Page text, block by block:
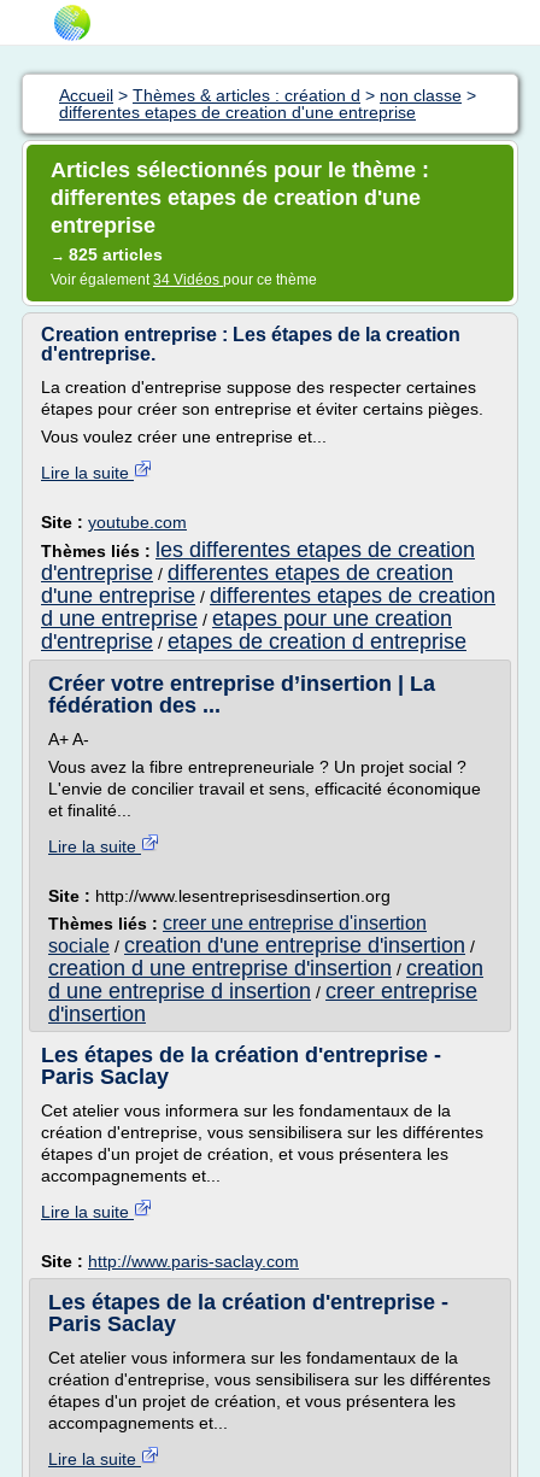
Accueil > Thèmes & articles : création d > non classe >
differentes etapes de creation d'une entreprise
Articles sélectionnés pour le thème :
differentes etapes de creation d'une
entreprise
→ 825 articles
Voir également34 Vidéos pour ce thème
Creation entreprise : Les étapes de la creation
d'entreprise.
La creation d'entreprise suppose des respecter certaines
étapes pour créer son entreprise et éviter certains pièges.
Vous voulez créer une entreprise et...
Lire la suite
Site : youtube.com
Thèmes liés : les differentes etapes de creation
d'entreprise / differentes etapes de creation
d'une entreprise / differentes etapes de creation
d une entreprise / etapes pour une creation
d'entreprise / etapes de creation d entreprise
Créer votre entreprise d’insertion | La
fédération des ...
A+ A-
Vous avez la fibre entrepreneuriale ? Un projet social ?
L'envie de concilier travail et sens, efficacité économique
et finalité...
Lire la suite
Site : http://www.lesentreprisesdinsertion.org
Thèmes liés : creer une entreprise d'insertion
sociale / creation d'une entreprise d'insertion /
creation d une entreprise d'insertion / creation
d une entreprise d insertion / creer entreprise
d'insertion
Les étapes de la création d'entreprise -
Paris Saclay
Cet atelier vous informera sur les fondamentaux de la
création d'entreprise, vous sensibilisera sur les différentes
étapes d'un projet de création, et vous présentera les
accompagnements et...
Lire la suite
Site : http://www.paris-saclay.com
Les étapes de la création d'entreprise -
Paris Saclay
Cet atelier vous informera sur les fondamentaux de la
création d'entreprise, vous sensibilisera sur les différentes
étapes d'un projet de création, et vous présentera les
accompagnements et...
Lire la suite